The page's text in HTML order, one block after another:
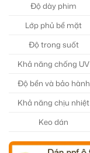
Độ dày phim
Lớp phủ bề mặt
Độ trong suốt
Khả năng chống UV
Độ bền và bảo hành
Khả năng chịu nhiệt
Keo dán